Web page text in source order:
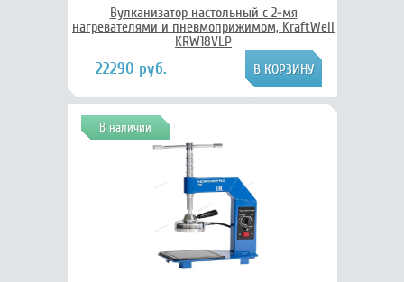
Вулканизатор настольный с 2-мя
нагревателями и пневмоприжимом, KraftWell
KRW18VLP
22290 руб.
В наличии